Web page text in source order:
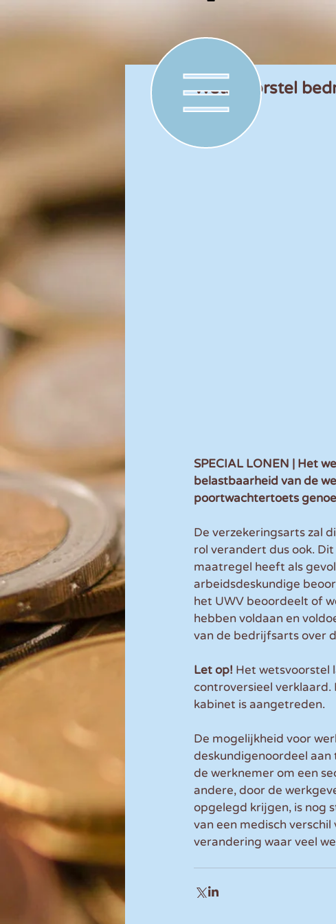
Wetsvoorstel
SPECIAL LONEN | Het
belastbaarheid van de
poortwachtertoets
De verzekeringsarts zal
rol verandert dus ook.
maatregel heeft als
arbeidsdeskundige
het UWV beoordeelt of
hebben voldaan en
van de bedrijfsarts over
Let op! Het wetsvoorstel
controversieel verklaard.
kabinet is aangetreden.
De mogelijkheid voor
deskundigenoordeel
de werknemer om een
andere, door de
opgelegd krijgen, is nog
van een medisch
verandering waar veel